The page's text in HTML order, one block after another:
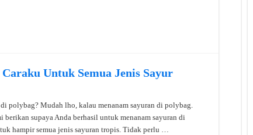
Untuk Semua Jenis Sayur
polybag? Mudah lho, kalau menanam sayuran di polybag.
berikan supaya Anda berhasil untuk menanam sayuran di
hampir semua jenis sayuran tropis. Tidak perlu …